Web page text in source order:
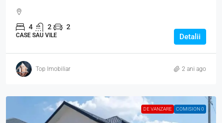
4 2 2
CASE SAU VILE Detalii
Top Imobiliar 2 ani ago
DE VANZARE COMISION 0